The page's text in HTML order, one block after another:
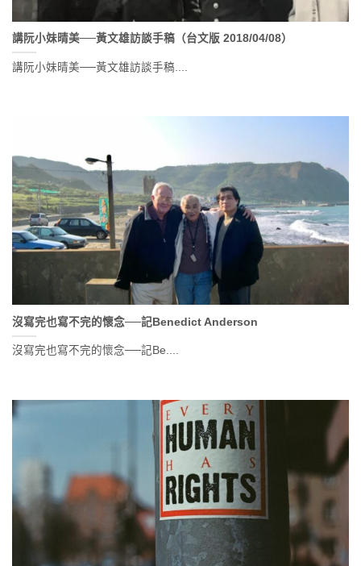
講阮小妹晴美──黃文雄訪談手稿（台文版 2018/04/08）
講阮小妹晴美──黃文雄訪談手稿....
沒寫完也寫不完的懷念──記Benedict Anderson
沒寫完也寫不完的懷念──記Be....